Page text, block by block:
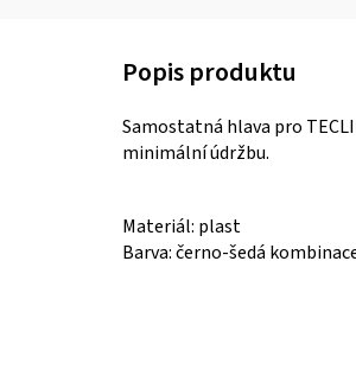
Samostatná hlava pro
minimální údržbu.
Materiál: plast
Barva: černo-šedá